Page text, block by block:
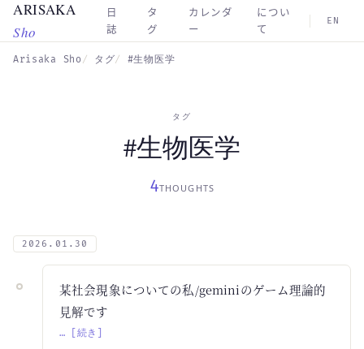
Skip to main content
ARISAKA
Sho
日
誌
タ
グ
カレンダ
ー
につい
て
EN
Arisaka Sho タグ #生物医学
タグ
#生物医学
4THOUGHTS
2026.01.30
某社会現象についての私/geminiのゲーム理論的
見解です
… [続き]